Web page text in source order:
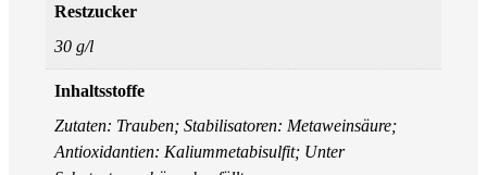
Restzucker
30 g/l
Inhaltsstoffe
Zutaten: Trauben; Stabilisatoren: Metaweinsäure;
Antioxidantien: Kaliummetabisulfit; Unter